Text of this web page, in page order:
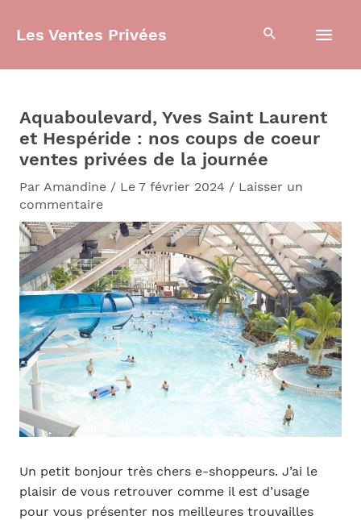
Les Ventes Privées
Aquaboulevard, Yves Saint Laurent
et Hespéride : nos coups de coeur
ventes privées de la journée
Par Amandine / Le 7 février 2024 / Laisser un
commentaire
Un petit bonjour très chers e-shoppeurs. J’ai le
plaisir de vous retrouver comme il est d’usage
pour vous présenter nos meilleures trouvailles